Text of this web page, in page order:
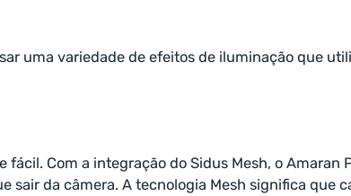
uma variedade de efeitos de iluminação que
fácil. Com a integração do Sidus Mesh, o
sair da câmera. A tecnologia Mesh significa